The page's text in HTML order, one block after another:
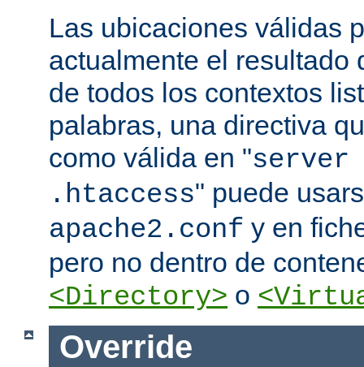
Las ubicaciones válidas
actualmente el resultado
de todos los contextos
palabras, una directiva
como válida en "
.htaccess" puede
apache2.conf y en
pero no dentro de
<Directory> o
Override